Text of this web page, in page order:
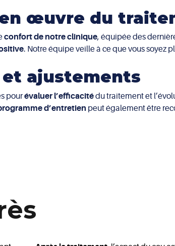
en œuvre du
confort de notre clinique, équipée des
. Notre équipe veille à ce que vous soyez
et ajustements
pourévaluer l’efficacitédu traitement et
d’entretien peut également être